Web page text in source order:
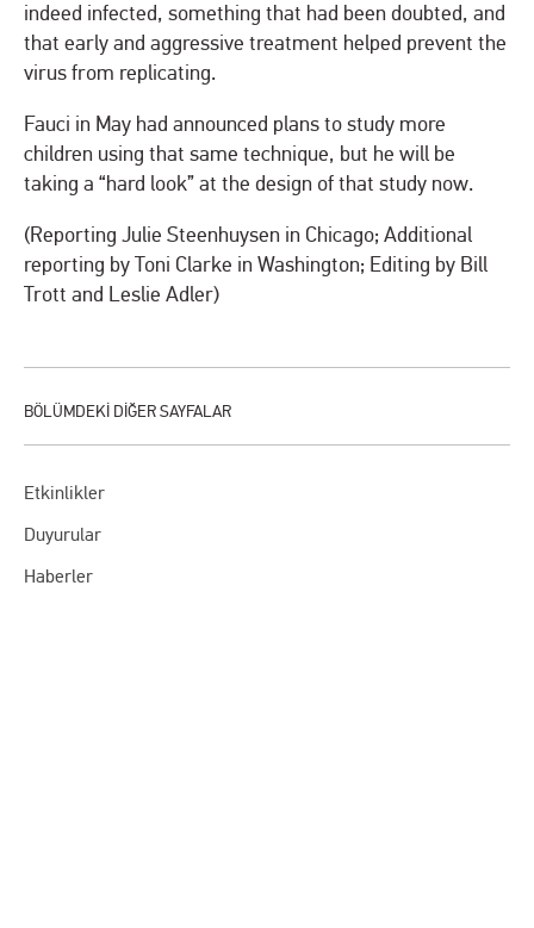
Etkinlikler
Duyurular
Haberler
indeed infected, something that had been doubted, and
that early and aggressive treatment helped prevent the
virus from replicating.
Fauci in May had announced plans to study more
children using that same technique, but he will be
taking a “hard look” at the design of that study now.
(Reporting Julie Steenhuysen in Chicago; Additional
reporting by Toni Clarke in Washington; Editing by Bill
Trott and Leslie Adler)